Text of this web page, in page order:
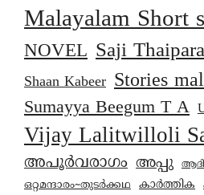
Malayalam Short
NOVEL Saji
Shaan Kabeer Stories
Sumayya Beegum T A
Vijay Lalitwilloli
അപൂർവരാഗം അപ്പു ആദി
ഒറ്റമന്ദാരം~തുടർക്കഥ കാര്‍ത്തിക